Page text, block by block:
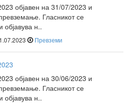
објавен на 31/07/2023 и
Гласникот се
објавува н..
Превземи
објавен на 30/06/2023 и
Гласникот се
објавува н..